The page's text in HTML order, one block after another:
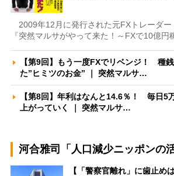
2009年12月に発行された元FXトレーダー
『突然マルサがやって来た！～FXで10億円
【第9回】もう一度FXでリベンジ！ 種
た”ヒミツのお金” ｜ 突然マルサ…
【第8回】年利はなんと14.6％！ 毎日5
上がっていく ｜ 突然マルサ…
河合雅司「人口減少ニッポンの活
【「警察官離れ」に歯止め